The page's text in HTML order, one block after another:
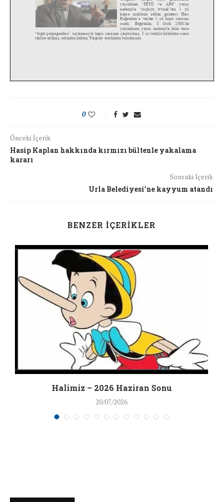
0
Önceki İçerik
Hasip Kaplan hakkında kırmızı bültenle yakalama
kararı
Sonraki İçerik
Urla Belediyesi’ne kayyum atandı
BENZER İÇERIKLER
Halimiz – 2026 Haziran Sonu
20/07/2026